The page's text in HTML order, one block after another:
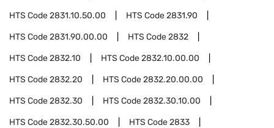
HTS Code2831.10.50.00 HTS Code2831.90
HTS Code2831.90.00.00 HTS Code2832
HTS Code2832.10 HTS Code2832.10.00.00
HTS Code2832.20 HTS Code2832.20.00.00
HTS Code2832.30 HTS Code2832.30.10.00
HTS Code2832.30.50.00 HTS Code2833